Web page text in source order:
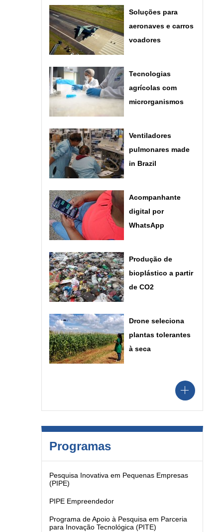
Soluções para
aeronaves e carros
voadores
Tecnologias
agrícolas com
microrganismos
Ventiladores
pulmonares made
in Brazil
Acompanhante
digital por
WhatsApp
Produção de
bioplástico a partir
de CO2
Drone seleciona
plantas tolerantes
à seca
Programas
Pesquisa Inovativa em Pequenas Empresas
(PIPE)
PIPE Empreendedor
Programa de Apoio à Pesquisa em Parceria
para Inovação Tecnológica (PITE)